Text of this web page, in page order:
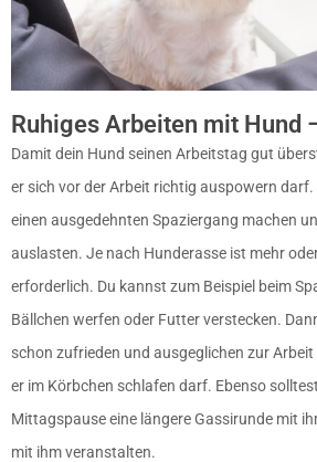
Ruhiges Arbeiten mit Hund
Damit dein Hund seinen Arbeitstag gut
er sich vor der Arbeit richtig auspowern
einen ausgedehnten Spaziergang machen
auslasten. Je nach Hunderasse ist mehr
erforderlich. Du kannst zum Beispiel beim
Bällchen werfen oder Futter verstecken.
schon zufrieden und ausgeglichen zur
er im Körbchen schlafen darf. Ebenso
Mittagspause eine längere Gassirunde mit
mit ihm veranstalten.